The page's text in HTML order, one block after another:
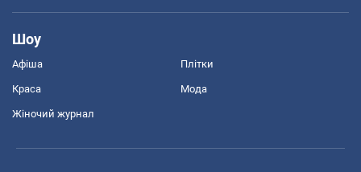
Шоу
Афіша Плітки
Краса Мода
Жіночий журнал